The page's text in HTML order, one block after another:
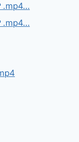
.mp4…
.mp4…